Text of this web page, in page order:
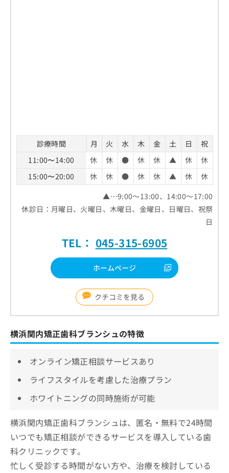
診療時間 月 火 水 木 金 土 日
祝
11:00〜14:00
休 休 ● 休 休 ▲ 休
休
15:00〜20:00
休 休 ● 休 休 ▲ 休
休
▲…9:00～13:00、14:00～17:00
休診日：月曜日、火曜日、木曜日、金曜日、日曜日、祝祭
日
TEL： 045-315-6905
ホームページ
クチコミを見る
横浜関内矯正歯科ブランシュの特徴
オンライン矯正相談サービスあり
ライフスタイルを考慮した治療プラン
ホワイトニングの同時施術が可能
横浜関内矯正歯科ブランシュは、匿名・無料で24時間
いつでも矯正相談ができるサービスを導入している歯
科クリニックです。
忙しく受診する時間がない方や、治療を検討している